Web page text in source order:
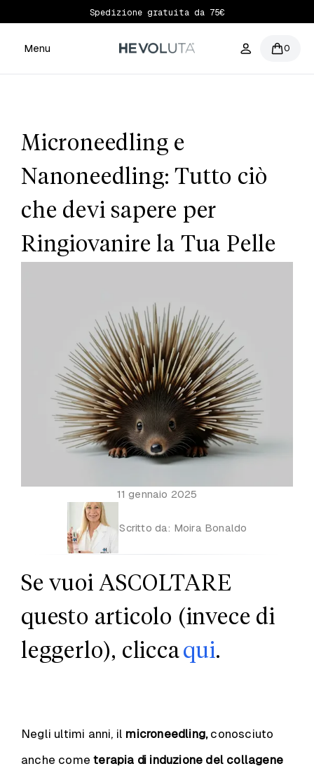
Spedizione gratuita da 75€
Menu 0
Microneedling e
Nanoneedling: Tutto ciò
che devi sapere per
Ringiovanire la Tua Pelle
11 gennaio 2025
Scritto da: Moira Bonaldo
Se vuoi ASCOLTARE
questo articolo (invece di
leggerlo), cliccaqui.
Negli ultimi anni, il microneedling, conosciuto
anche cometerapia di induzione del collagene